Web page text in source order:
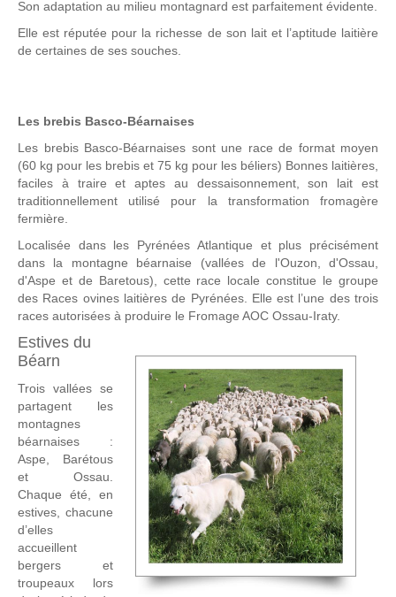
Son adaptation au milieu montagnard est parfaitement évidente.
Elle est réputée pour la richesse de son lait et l’aptitude laitière
de certaines de ses souches.
Les brebis Basco-Béarnaises
Les brebis Basco-Béarnaises sont une race de format moyen
(60 kg pour les brebis et 75 kg pour les béliers) Bonnes laitières,
faciles à traire et aptes au dessaisonnement, son lait est
traditionnellement utilisé pour la transformation fromagère
fermière.
Localisée dans les Pyrénées Atlantique et plus précisément
dans la montagne béarnaise (vallées de l'Ouzon, d'Ossau,
d'Aspe et de Baretous), cette race locale constitue le groupe
des Races ovines laitières de Pyrénées. Elle est l’une des trois
races autorisées à produire le Fromage AOC Ossau-Iraty.
Estives du
Béarn
Trois vallées se
partagent les
montagnes
béarnaises :
Aspe, Barétous
et Ossau.
Chaque été, en
estives, chacune
d’elles
accueillent
bergers et
troupeaux lors